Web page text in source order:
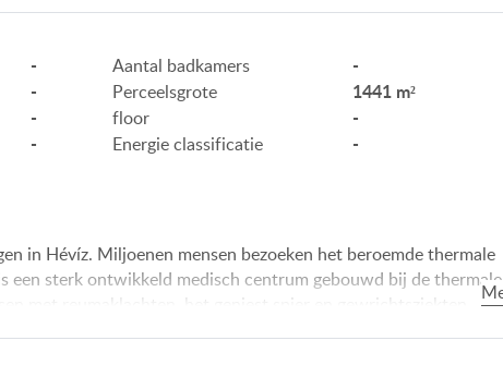
-
-
-
-
Aantal badkamers -
Perceelsgrote 1441 m²
floor -
Energie classificatie -
in Hévíz. Miljoenen mensen bezoeken het beroemde thermale
een sterk ontwikkeld medisch centrum gebouwd bij de thermale
met reumaklachten, het geniest spier en gewrichtsziekten
ONZE KLANTEN
AANKOOPINFORMATIE
GEBRUIKSEIGENDOM
HU DE EN RU BE